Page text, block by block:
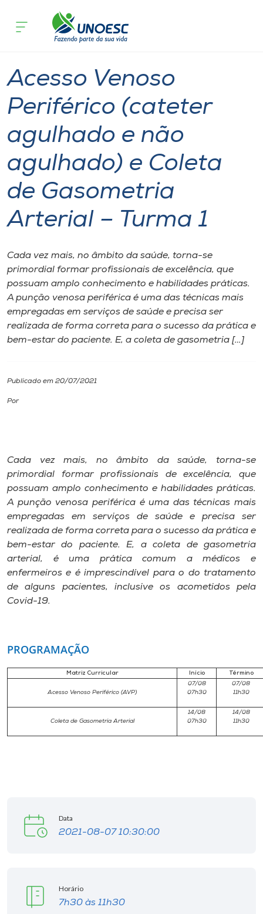
Cursos
Pesquisa
Atendimento ao Estudante
Portal de Ensino
Unoesc
Internacionalização
I.nova
Diplomados
Editora
Rádio
Museu
Unoesc
Store
o idioma
acontece
Acesso Venoso
Periférico (cateter
agulhado e não
agulhado) e Coleta
de Gasometria
Arterial – Turma 1
Cada vez mais, no âmbito da saúde, torna-se
primordial formar profissionais de excelência, que
possuam amplo conhecimento e habilidades práticas.
A punção venosa periférica é uma das técnicas mais
empregadas em serviços de saúde e precisa ser
realizada de forma correta para o sucesso da prática e
bem-estar do paciente. E, a coleta de gasometria […]
Publicado em 20/07/2021
Por
Cada vez mais, no âmbito da saúde, torna-se
primordial formar profissionais de excelência, que
possuam amplo conhecimento e habilidades práticas.
A punção venosa periférica é uma das técnicas mais
empregadas em serviços de saúde e precisa ser
realizada de forma correta para o sucesso da prática e
bem-estar do paciente. E, a coleta de gasometria
arterial, é uma prática comum a médicos e
enfermeiros e é imprescindível para o do tratamento
de alguns pacientes, inclusive os acometidos pela
Covid-19.
PROGRAMAÇÃO
Matriz Curricular Início Término
Acesso Venoso Periférico (AVP)
07/08
07h30
07/08
11h30
Coleta de Gasometria Arterial
14/08
07h30
14/08
11h30
Data
2021-08-07 10:30:00
Horário
7h30 às 11h30